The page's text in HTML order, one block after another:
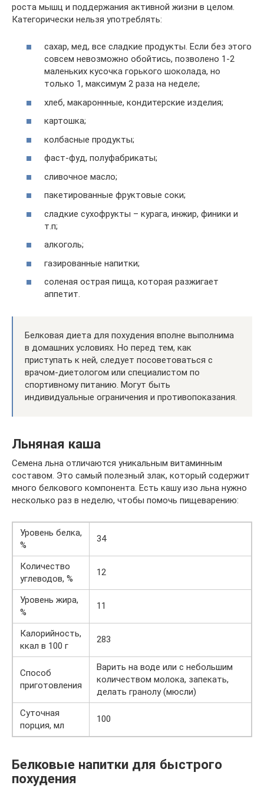
роста мышц и поддержания активной жизни в целом.
Категорически нельзя употреблять:
сахар, мед, все сладкие продукты. Если без этого
совсем невозможно обойтись, позволено 1-2
маленьких кусочка горького шоколада, но
только 1, максимум 2 раза на неделе;
хлеб, макароннные, кондитерские изделия;
картошка;
колбасные продукты;
фаст-фуд, полуфабрикаты;
сливочное масло;
пакетированные фруктовые соки;
сладкие сухофрукты – курага, инжир, финики и
т.п;
алкоголь;
газированные напитки;
соленая острая пища, которая разжигает
аппетит.
Белковая диета для похудения вполне выполнима
в домашних условиях. Но перед тем, как
приступать к ней, следует посоветоваться с
врачом-диетологом или специалистом по
спортивному питанию. Могут быть
индивидуальные ограничения и противопоказания.
Льняная каша
Семена льна отличаются уникальным витаминным
составом. Это самый полезный злак, который содержит
много белкового компонента. Есть кашу изо льна нужно
несколько раз в неделю, чтобы помочь пищеварению:
Уровень белка,
%
34
Количество
углеводов, %
12
Уровень жира,
%
11
Калорийность,
ккал в 100 г
283
Способ
приготовления
Варить на воде или с небольшим
количеством молока, запекать,
делать гранолу (мюсли)
Суточная
порция, мл
100
Белковые напитки для быстрого
похудения